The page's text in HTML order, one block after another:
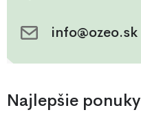
info@ozeo.sk
Najlepšie ponuky